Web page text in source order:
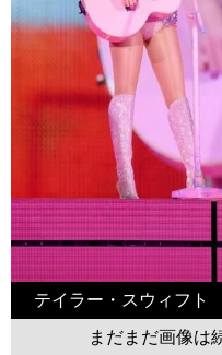
テイラー・スウィフト
まだまだ画像は